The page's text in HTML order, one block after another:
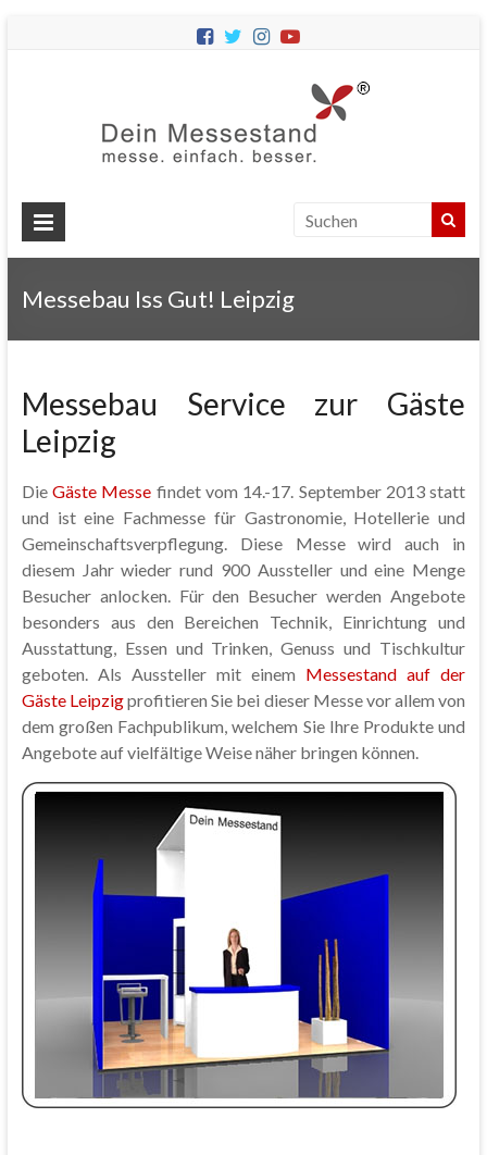
Messestände
für
Messebau Iss Gut! Leipzig
Messebau Service zur Gäste
Leipzig
DieGäste Messe findet vom 14.-17. September 2013 statt
und ist eine Fachmesse für Gastronomie, Hotellerie und
Gemeinschaftsverpflegung. Diese Messe wird auch in
diesem Jahr wieder rund 900 Aussteller und eine Menge
Besucher anlocken. Für den Besucher werden Angebote
besonders aus den Bereichen Technik, Einrichtung und
Ausstattung, Essen und Trinken, Genuss und Tischkultur
geboten. Als Aussteller mit einem Messestand auf der
Gäste Leipzigprofitieren Sie bei dieser Messe vor allem von
dem großen Fachpublikum, welchem Sie Ihre Produkte und
Angebote auf vielfältige Weise näher bringen können.